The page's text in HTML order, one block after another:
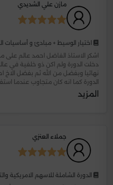
مازن علي الشديدي
اختيار الوسيط + مبادئ و أساسيات
اشكر الاستاذ الفاضل احمد عالم
دخلت الدورة ولم اكن ذو خلفية في
نهائيا وبفضل من الله ثم بفضل
الدورة كما انه كان متجاوب عندما
المزيد
جملاء العنزي
الدورة الشاملة للاسهم الامريكية